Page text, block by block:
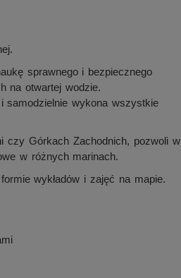
sprawnego i bezpiecznego
na otwartej wodzie.
samodzielnie wykona wszystkie
czy Górkach Zachodnich, pozwoli w
w różnych marinach.
wykładów i zajęć na mapie.